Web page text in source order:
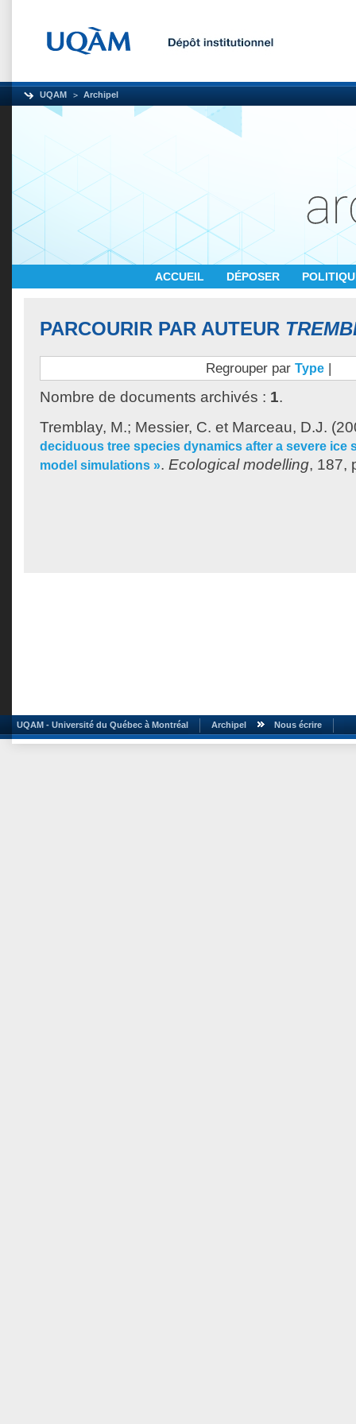
UQAM Archipel
ACCUEIL DÉPOSER
PARCOURIR PAR AUTEUR
Regrouper par Type |
Nombre de documents archivés : 1.
Tremblay, M.; Messier, C. et Marceau, D.J.
deciduous tree species dynamics after a severe ice
model simulations ». Ecological modelling, 187,
UQAM - Université du Québec à Montréal Archipel Nous écrire